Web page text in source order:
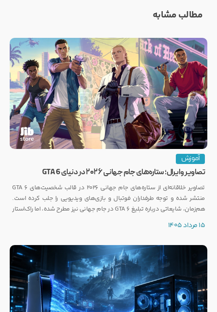
مطالب مشابه
آموزش
تصاویر وایرال؛ ستاره‌های جام جهانی ۲۰۲۶ در دنیای GTA 6
تصاویر خلاقانه‌ای از ستاره‌های جام جهانی ۲۰۲۶ در قالب شخصیت‌های GTA 6
منتشر شده و توجه طرفداران فوتبال و بازی‌های ویدیویی را جلب کرده است.
هم‌زمان، شایعاتی درباره تبلیغ GTA 6 در جام جهانی نیز مطرح شده، اما راک‌استار
15 مرداد 1405